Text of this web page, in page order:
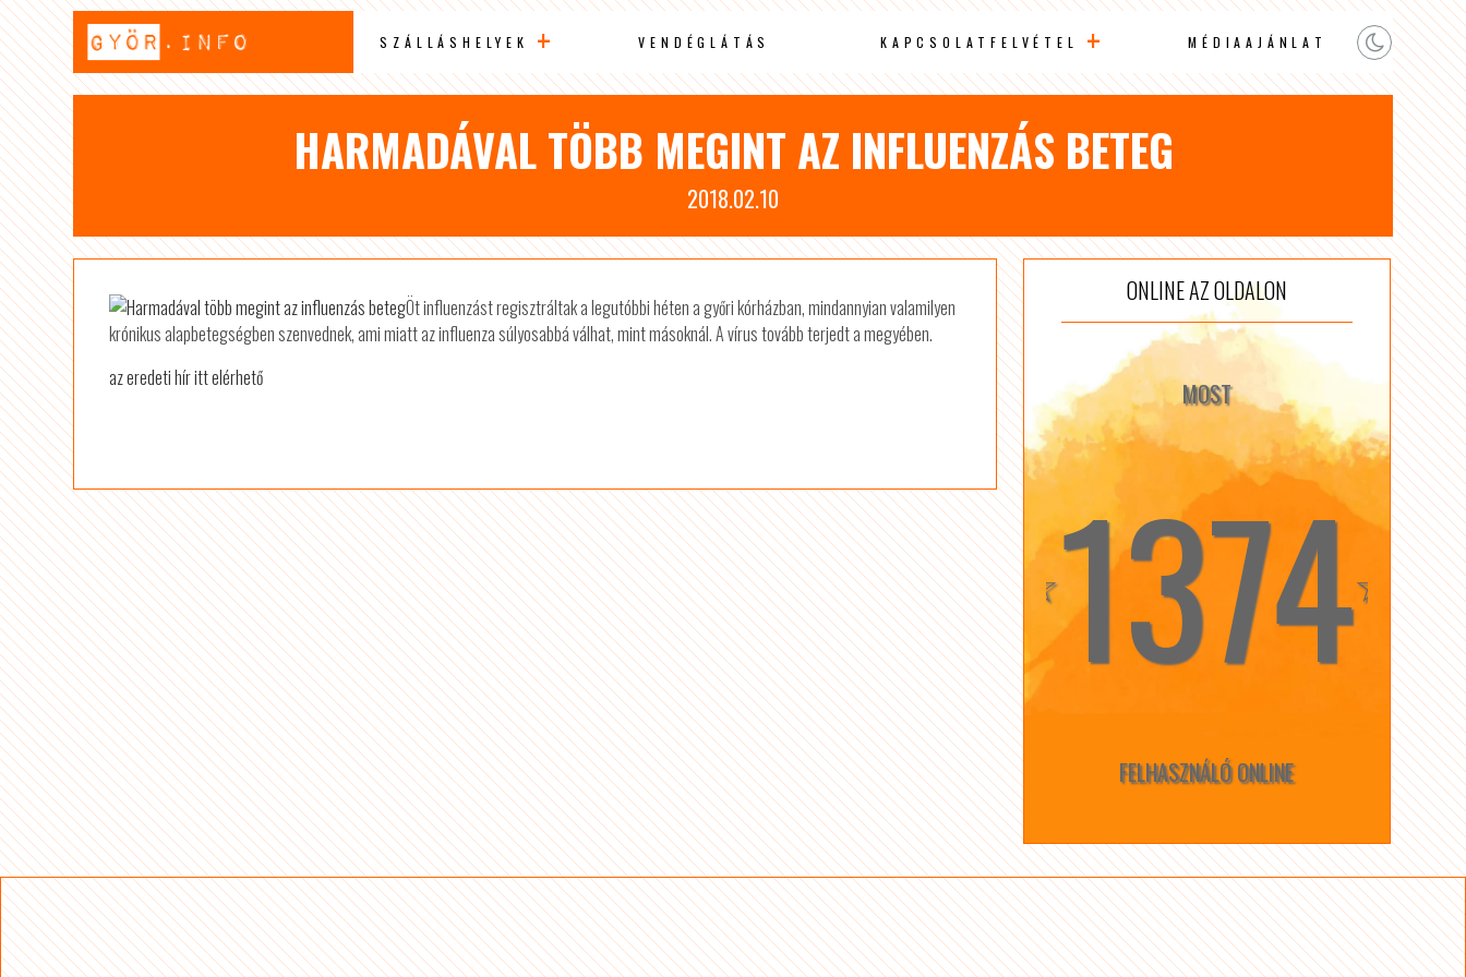
SZÁLLÁSHELYEK VENDÉGLÁTÁS KAPCSOLATFELVÉTEL MÉDIAAJÁNLAT
HARMADÁVAL TÖBB MEGINT AZ INFLUENZÁS BETEG
2018.02.10
Öt influenzást regisztráltak a legutóbbi héten a győri kórházban, mindannyian valamilyen
krónikus alapbetegségben szenvednek, ami miatt az influenza súlyosabbá válhat, mint másoknál. A vírus tovább terjedt a megyében.
az eredeti hír itt elérhető
ONLINE AZ OLDALON
MOST
☆1374☆
FELHASZNÁLÓ ONLINE